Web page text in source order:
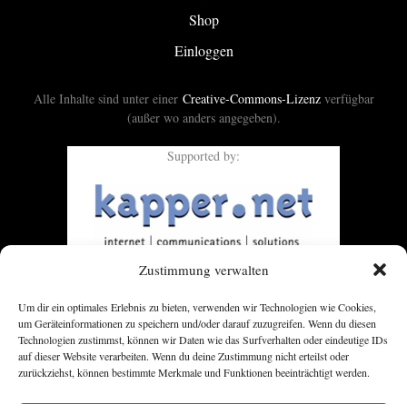
Zustimmung verwalten
Um dir ein optimales Erlebnis zu bieten, verwenden wir Technologien wie Cookies,
um Geräteinformationen zu speichern und/oder darauf zuzugreifen. Wenn du diesen
Technologien zustimmst, können wir Daten wie das Surfverhalten oder eindeutige IDs
auf dieser Website verarbeiten. Wenn du deine Zustimmung nicht erteilst oder
zurückziehst, können bestimmte Merkmale und Funktionen beeinträchtigt werden.
Shop
Einloggen
Alle Inhalte sind unter einer Creative-Commons-Lizenzverfügbar
(außer wo anders angegeben).
Supported by: